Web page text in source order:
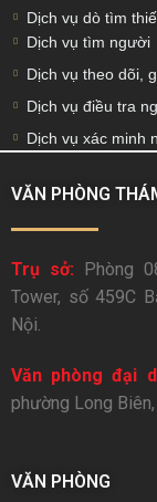
Dịch vụ dò tìm
Dịch vụ tìm người
Dịch vụ theo dõi,
Dịch vụ điều tra
Dịch vụ xác minh
VĂN PHÒNG
Trụ sở: Phòng
Tower, số 459C
Nội.
Văn phòng đại
phường Long
VĂN PHÒNG